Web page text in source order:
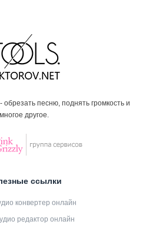
песню, поднять громкость и
многое другое.
ссылки
конвертер онлайн
редактор онлайн